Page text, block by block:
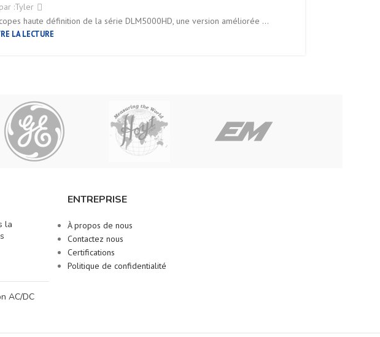
:Tyler
haute définition de la série DLM5000HD, une version améliorée ...
LA LECTURE
la
AC/DC
ENTREPRISE
À propos de nous
Contactez nous
Certifications
Politique de confidentialité